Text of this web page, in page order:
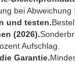
bei Abweichung
und testen.
(2026).
Aufschlag.
Garantie.